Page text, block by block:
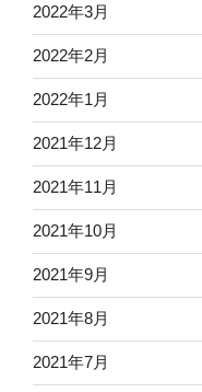
2022年3月
2022年2月
2022年1月
2021年12月
2021年11月
2021年10月
2021年9月
2021年8月
2021年7月